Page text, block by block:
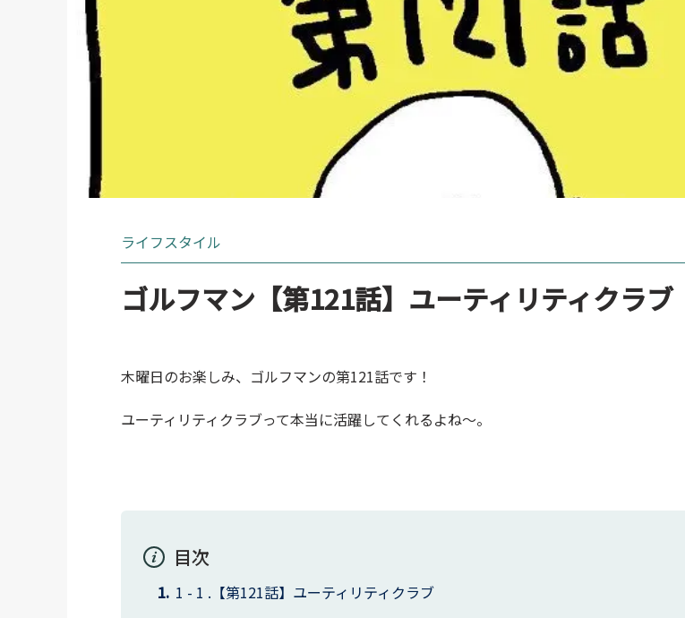
ライフスタイル
ゴルフマン【第121話】ユーティリティクラブ
木曜日のお楽しみ、ゴルフマンの第121話です！
ユーティリティクラブって本当に活躍してくれるよね〜。
目次
【第121話】ユーティリティクラブ